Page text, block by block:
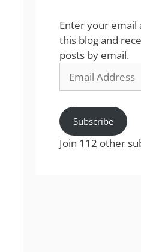
Enter your email
this blog and
posts by email.
Address
Subscribe
Join 112 other